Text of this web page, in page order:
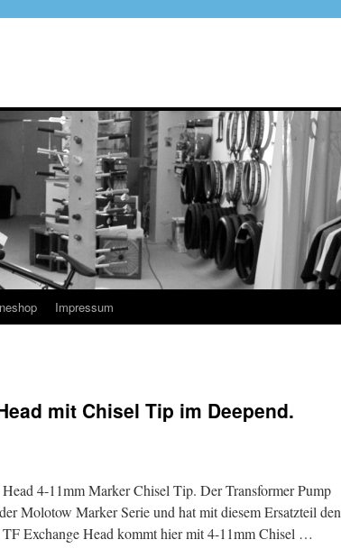
Impressum
mit Chisel Tip im Deepend.
4-11mm Marker Chisel Tip. Der Transformer Pump
Molotow Marker Serie und hat mit diesem Ersatzteil den
Exchange Head kommt hier mit 4-11mm Chisel …